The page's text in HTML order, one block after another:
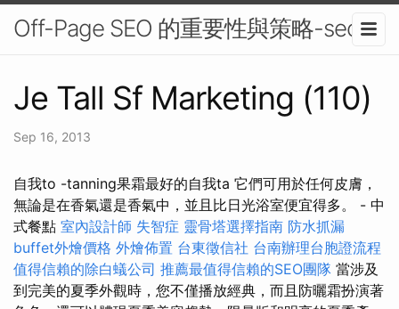
Off-Page SEO 的重要性與策略-seo
Je Tall Sf Marketing (110)
Sep 16, 2013
自我to -tanning果霜最好的自我ta 它們可用於任何皮膚，
無論是在香氣還是香氣中，並且比日光浴室便宜得多。 - 中
式餐點 室內設計師 失智症 靈骨塔選擇指南 防水抓漏
buffet外燴價格 外燴佈置 台東徵信社 台南辦理台胞證流程
值得信賴的除白蟻公司 推薦最值得信賴的SEO團隊 當涉及
到完美的夏季外觀時，您不僅播放經典，而且防曬霜扮演著